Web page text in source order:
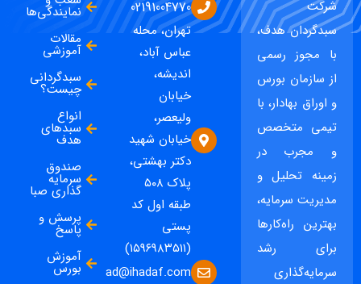
شرکت
سبدگردان هدف،
با مجوز رسمی
از سازمان بورس
و اوراق بهادار، با
تیمی متخصص
و مجرب در
زمینه تحلیل و
مدیریت سرمایه،
بهترین راه‌کارها
برای رشد
سرمایه‌گذاری
02191004770
تهران، محله
عباس آباد،
اندیشه،
خیابان
ولیعصر،
خیابان شهید
دکتر بهشتی،
پلاک ۵۰۸
طبقه اول کد
پستی
(۱۵۹۶۹۸۳۵۱۱)
ad@ihadaf.com
نمایندگی‌ها
مقالات
آموزشی
سبدگردانی
چیست؟
انواع
سبدهای
هدف
صندوق
سرمایه
گذاری صبا
پرسش و
پاسخ
آموزش
بورس